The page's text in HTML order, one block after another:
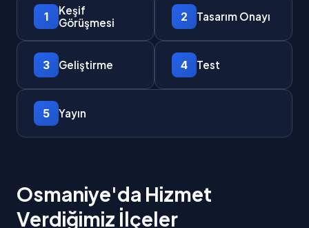
1
Keşif
Görüşmesi
2 Tasarım Onayı
3 Geliştirme 4 Test
5 Yayın
Osmaniye'da Hizmet
Verdiğimiz İlçeler